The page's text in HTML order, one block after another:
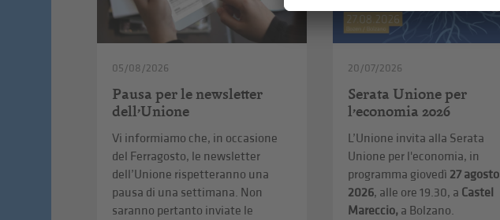
05/08/2026
Pausa per le newsletter
dell’Unione
Vi informiamo che, in occasione
del Ferragosto, le newsletter
dell’Unione rispetteranno una
pausa di una settimana. Non
saranno pertanto inviate le
20/07/2026
Serata Unione per
l’economia 2026
L’Unione invita alla Serata
Unione per l'economia, in
programma giovedì 27 agosto
2026, alle ore 19.30, a Castel
Mareccio, a Bolzano.